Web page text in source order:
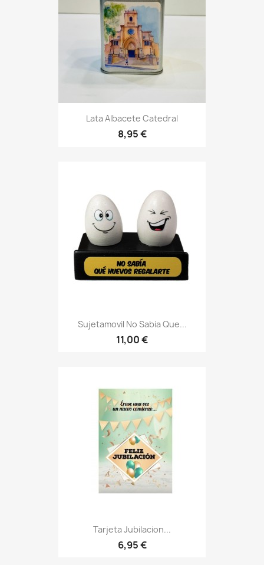
Lata Albacete Catedral
8,95 €
Sujetamovil No Sabia Que...
11,00 €
Tarjeta Jubilacion...
6,95 €